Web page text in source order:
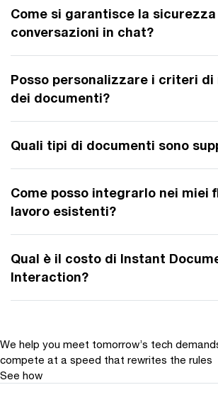
Come si garantisce la
conversazioni in chat?
Posso personalizzare i criteri di
dei documenti?
Quali tipi di documenti sono
Come posso integrarlo nei miei
lavoro esistenti?
Qual è il costo di Instant
Interaction?
We help you meet tomorrow’s tech
compete at a speed that rewrites the rules
See how